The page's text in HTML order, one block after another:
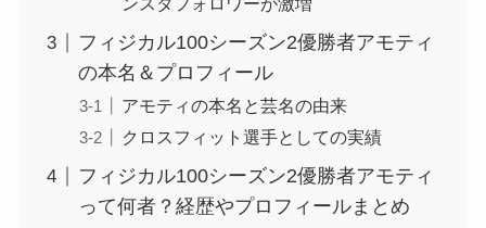
フィジカル100シーズン2優勝者アモティ
の本名＆プロフィール
アモティの本名と芸名の由来
クロスフィット選手としての実績
フィジカル100シーズン2優勝者アモティ
って何者？経歴やプロフィールまとめ